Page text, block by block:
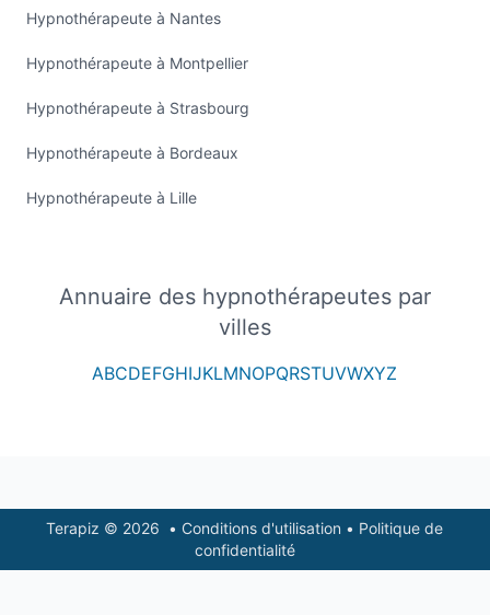
Hypnothérapeute à Nantes
Hypnothérapeute à Montpellier
Hypnothérapeute à Strasbourg
Hypnothérapeute à Bordeaux
Hypnothérapeute à Lille
Annuaire des hypnothérapeutes par
villes
ABCDEFGHIJKLMNOPQRSTUVWXYZ
FooterTerapiz © 2026 • Conditions d'utilisation • Politique de
confidentialité